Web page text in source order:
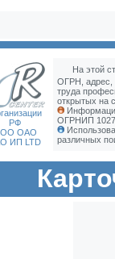
РФ
ОАО
ИП LTD
На этой
ОГРН, адрес,
труда
открытых на
ОГРНИП
различных